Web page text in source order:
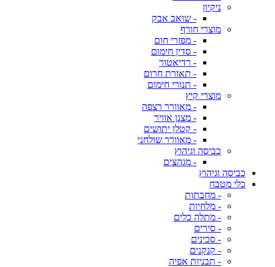
ניקיון
- שואב אבק
מוצרי חורף
- מפזרי חום
- סדין חימום
- רדיאטור
- תאורת חרום
- תנורי חימום
מוצרי קיץ
- מאוורר רצפה
- מצנן אוויר
- קטלן יתושים
- מאוורר שולחני
כביסה וגיהוץ
- מגהצים
כביסה וגיהוץ
כלי מטבח
- מחבתות
- מלחיות
- מתלה כלים
- סירים
- סכינים
- קנקנים
- תבניות אפיה